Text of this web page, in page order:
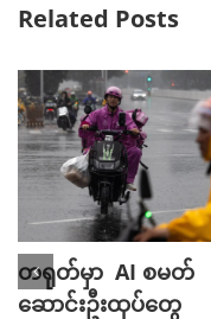
Related Posts
တရုတ်မှာ AI စမတ်
ဆောင်းဦးထုပ်တွေ